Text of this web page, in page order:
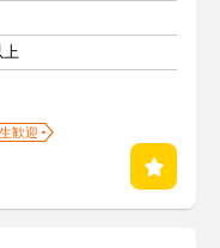
上
歓迎